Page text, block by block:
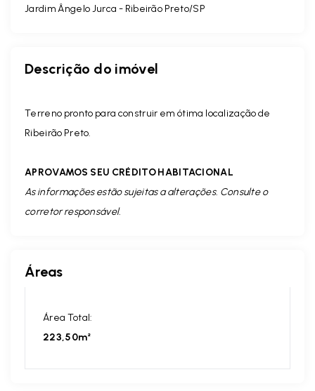
Jardim Ângelo Jurca - Ribeirão Preto/SP
Descrição do imóvel
Terreno pronto para construir em ótima localização de
Ribeirão Preto.
APROVAMOS SEU CRÉDITO HABITACIONAL
As informações estão sujeitas a alterações. Consulte o
corretor responsável.
Áreas
Área Total:
223,50m²